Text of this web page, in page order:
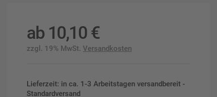
ab 10,10 €
zzgl. 19% MwSt. Versandkosten
Lieferzeit: in ca. 1-3 Arbeitstagen versandbereit -
Standardversand